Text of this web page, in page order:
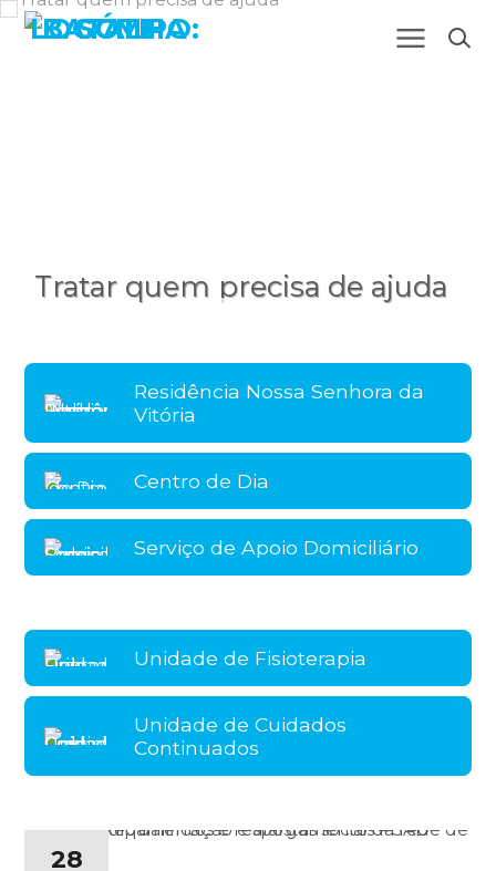
Tratar quem precisa de ajuda
Residência Nossa Senhora da
Vitória
Centro de Dia
Serviço de Apoio Domiciliário
Unidade de Fisioterapia
Unidade de Cuidados
Continuados
28